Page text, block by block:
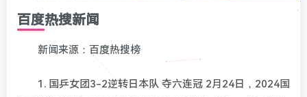
百度热搜新闻
新闻来源：百度热搜榜
1. 国乒女团3-2逆转日本队 夺六连冠 2月24日，2024国